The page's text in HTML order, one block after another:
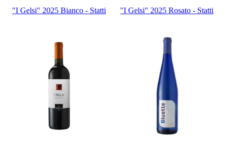
"I Gelsi" 2025 Bianco - Statti "I Gelsi" 2025 Rosato - Statti